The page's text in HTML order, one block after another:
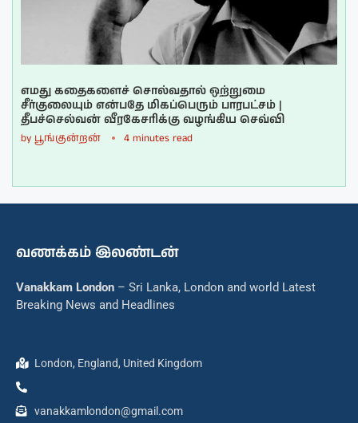
எமது கதைகளைச் சொல்வதால் ஒற்றுமை
சீர்குலையும் என்பதே மிகப்பெரும் பாரபட்சம் |
தீபச்செல்வன் வீரகேசரிக்கு வழங்கிய செவ்வி
by பூங்குன்றன் 4 minutes read
வணக்கம் இலண்டன்
Vanakkam London – Sri Lanka, London and world Latest
Breaking News and Headlines
London, England, United Kingdom
vanakkamlondon@gmail.com